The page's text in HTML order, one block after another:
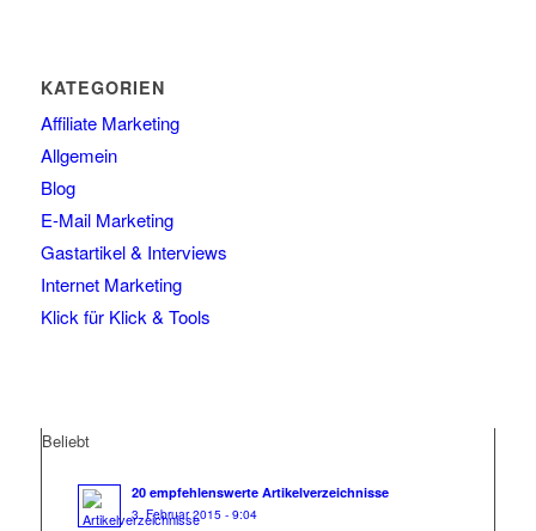
KATEGORIEN
Affiliate Marketing
Allgemein
Blog
E-Mail Marketing
Gastartikel & Interviews
Internet Marketing
Klick für Klick & Tools
Beliebt
20 empfehlenswerte Artikelverzeichnisse
3. Februar 2015 - 9:04